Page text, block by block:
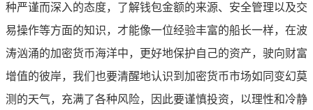
种严谨而深入的态度，了解钱包金额的来源、安全管理以及交
易操作等方面的知识，才能像一位经验丰富的船长一样，在波
涛汹涌的加密货币海洋中，更好地保护自己的资产，驶向财富
增值的彼岸，我们也要清醒地认识到加密货币市场如同变幻莫
测的天气，充满了各种风险，因此要谨慎投资，以理性和冷静